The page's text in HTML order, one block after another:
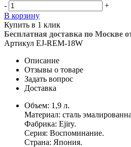
-
+
В корзину
Купить в 1 клик
Бесплатная доставка по Москве
Артикул EJ-REM-18W
Описание
Отзывы о товаре
Задать вопрос
Доставка
Объем: 1,9 л.
Материал: сталь
Фабрика: Ejiry.
Серия: Воспоминание.
Страна: Япония.